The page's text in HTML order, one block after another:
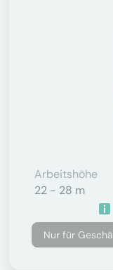
Arbeitshöhe
22 - 28 m
Nur für